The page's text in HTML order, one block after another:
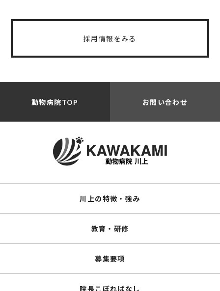
採用情報をみる
動物病院TOP お問い合わせ
川上の特徴・強み
教育・研修
募集要項
院長こぼればなし